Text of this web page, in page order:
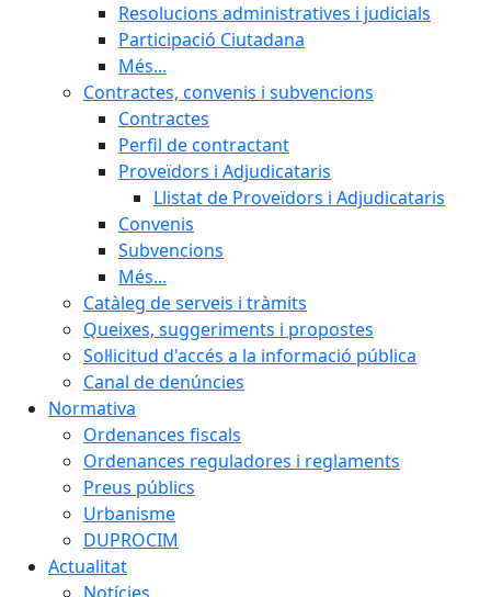
Resolucions administratives i judicials
Participació Ciutadana
Més...
Contractes, convenis i subvencions
Contractes
Perfil de contractant
Proveïdors i Adjudicataris
Llistat de Proveïdors i Adjudicataris
Convenis
Subvencions
Més...
Catàleg de serveis i tràmits
Queixes, suggeriments i propostes
Sol·licitud d'accés a la informació pública
Canal de denúncies
Normativa
Ordenances fiscals
Ordenances reguladores i reglaments
Preus públics
Urbanisme
DUPROCIM
Actualitat